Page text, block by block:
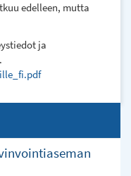
edelleen, mutta
ja
.